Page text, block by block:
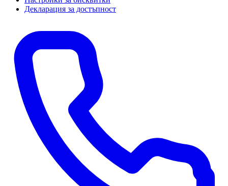
Декларация за достъпност